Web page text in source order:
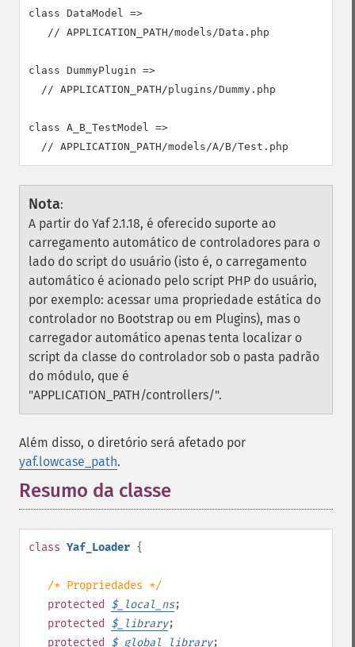
class DataModel =>
   // APPLICATION_PATH/models/Data.php
class DummyPlugin =>
  // APPLICATION_PATH/plugins/Dummy.php
class A_B_TestModel =>
  // APPLICATION_PATH/models/A/B/Test.php
Nota:
A partir do Yaf 2.1.18, é oferecido suporte ao
carregamento automático de controladores para o
lado do script do usuário (isto é, o carregamento
automático é acionado pelo script PHP do usuário,
por exemplo: acessar uma propriedade estática do
controlador no Bootstrap ou em Plugins), mas o
carregador automático apenas tenta localizar o
script da classe do controlador sob o pasta padrão
do módulo, que é
"APPLICATION_PATH/controllers/".
Além disso, o diretório será afetado por
yaf.lowcase_path.
Resumo da classe
class Yaf_Loader {
/* Propriedades */
protected
$_local_ns;
protected
$_library;
protected
$_global_library;